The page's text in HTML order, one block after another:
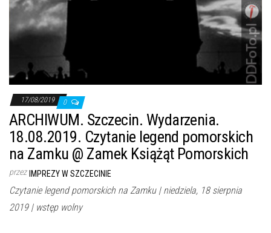
17/08/2019 0
ARCHIWUM. Szczecin. Wydarzenia.
18.08.2019. Czytanie legend pomorskich
na Zamku @ Zamek Książąt Pomorskich
przez IMPREZY W SZCZECINIE
Czytanie legend pomorskich na Zamku | niedziela, 18 sierpnia
2019 | wstęp wolny